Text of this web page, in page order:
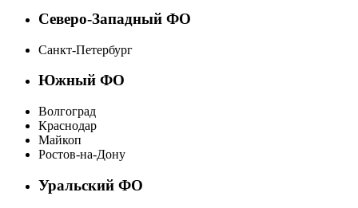
Северо-Западный ФО
Санкт-Петербург
Южный ФО
Волгоград
Краснодар
Майкоп
Ростов-на-Дону
Уральский ФО